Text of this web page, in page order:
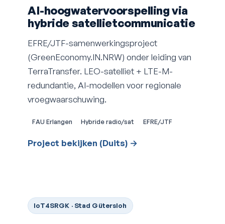
AI-hoogwatervoorspelling via
hybride satellietcommunicatie
EFRE/JTF-samenwerkingsproject
(GreenEconomy.IN.NRW) onder leiding van
TerraTransfer. LEO-satelliet + LTE-M-
redundantie, AI-modellen voor regionale
vroegwaarschuwing.
FAU Erlangen Hybride radio/sat EFRE/JTF
Project bekijken (Duits) →
IoT4SRGK · Stad Gütersloh